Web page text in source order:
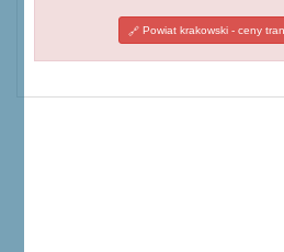
Powiat krakowski - ceny